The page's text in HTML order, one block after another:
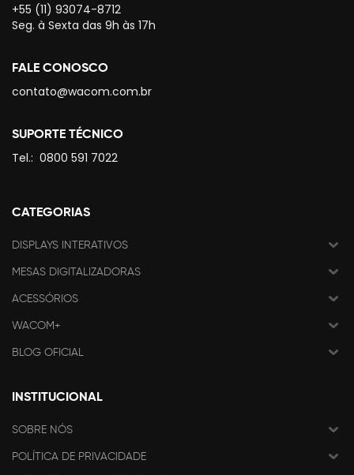
+55 (11) 93074-8712
Seg. à Sexta das 9h às 17h
FALE CONOSCO
contato@wacom.com.br
SUPORTE TÉCNICO
Tel.: 0800 591 7022
CATEGORIAS
DISPLAYS INTERATIVOS
MESAS DIGITALIZADORAS
ACESSÓRIOS
WACOM+
BLOG OFICIAL
INSTITUCIONAL
SOBRE NÓS
POLÍTICA DE PRIVACIDADE